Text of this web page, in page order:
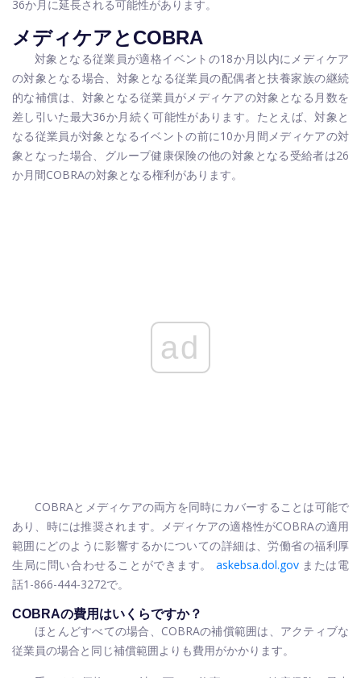
36か月に延長される可能性があります。
メディケアとCOBRA
対象となる従業員が適格イベントの18か月以内にメディケア
の対象となる場合、対象となる従業員の配偶者と扶養家族の継続
的な補償は、対象となる従業員がメディケアの対象となる月数を
差し引いた最大36か月続く可能性があります。たとえば、対象と
なる従業員が対象となるイベントの前に10か月間メディケアの対
象となった場合、グループ健康保険の他の対象となる受給者は26
か月間COBRAの対象となる権利があります。
ad
COBRAとメディケアの両方を同時にカバーすることは可能で
あり、時には推奨されます。メディケアの適格性がCOBRAの適用
範囲にどのように影響するかについての詳細は、労働省の福利厚
生局に問い合わせることができます。
askebsa.dol.gov または電
話1-866-444-3272で。
COBRAの費用はいくらですか？
ほとんどすべての場合、COBRAの補償範囲は、アクティブな
従業員の場合と同じ補償範囲よりも費用がかかります。